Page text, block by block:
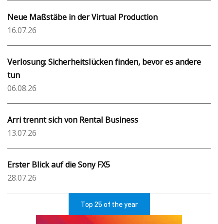
Neue Maßstäbe in der Virtual Production
16.07.26
Verlosung: Sicherheitslücken finden, bevor es andere
tun
06.08.26
Arri trennt sich von Rental Business
13.07.26
Erster Blick auf die Sony FX5
28.07.26
Top 25 of the year